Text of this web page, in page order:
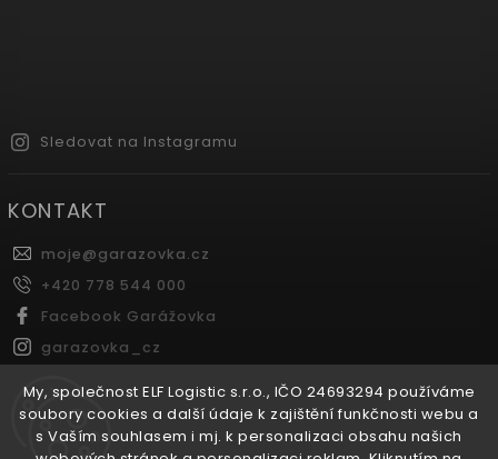
My, společnost ELF Logistic s.r.o., IČO 24693294 používáme
soubory cookies a další údaje k zajištění funkčnosti webu a
s Vaším souhlasem i mj. k personalizaci obsahu našich
Sledovat na Instagramu
KONTAKT
moje@garazovka.cz
+420 778 544 000
Facebook Garážovka
garazovka_cz
FACEBOOK